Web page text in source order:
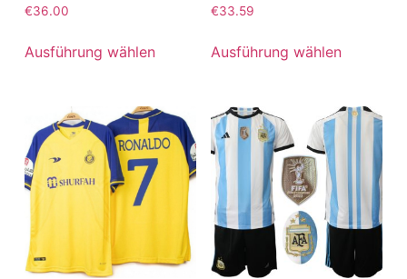
Bewertet
mit
von 5
€36.00
Ausführung wählen
Bewertet
mit
von 5
€33.59
Ausführung wählen